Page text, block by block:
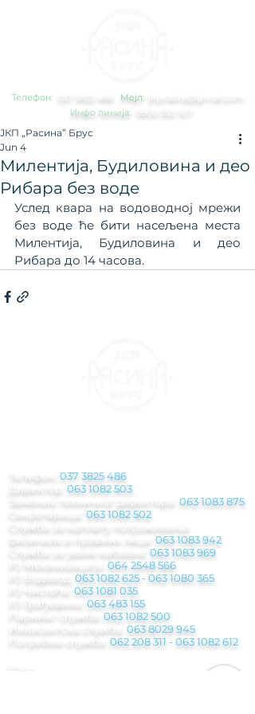
Телефон: 37 3825 486 Мејл:
jkp.rasina@gmail.com
Инфо линија:
0800 353 707
Милентија, Будиловина и део
Рибара без воде
ЈКП „Расина” Брус
Jun 4
Услед квара на водоводној мрежи
без воде ће бити насељена места
Милентија, Будиловина и део
Рибара до 14 часова.
Телефон: 037 3825 486
063 1082 503
063 1083 875
063 1082 502
Служба за наплату потраживања
физичких и правних лица:
063 1083 942
Служба за јавне набавке:
063 1083 969
064 2548 566
РЈ Водовод: 063 1082 625-063 1080 365
РЈ Чистоћа: 063 1081 035
РЈ Грађевина:
063 483 155
Паркинг служба
063 1082 500
Инкасантска служба: 063 8029 945
Погребна служба:
062 208 311 - 063 1082612